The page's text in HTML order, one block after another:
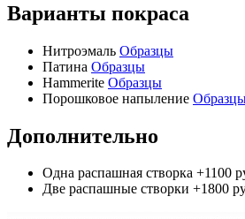
Варианты покраса
Нитроэмаль Образцы
Патина Образцы
Hammerite Образцы
Порошковое напыление
Дополнительно
Одна распашная створка +1100
Две распашные створки +1800